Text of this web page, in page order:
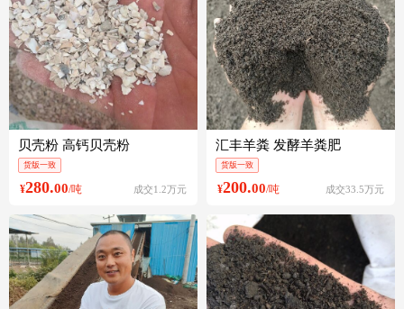
贝壳粉 高钙贝壳粉
货版一致
¥280.00/吨 成交1.2万元
汇丰羊粪 发酵羊粪肥
货版一致
¥200.00/吨 成交33.5万元